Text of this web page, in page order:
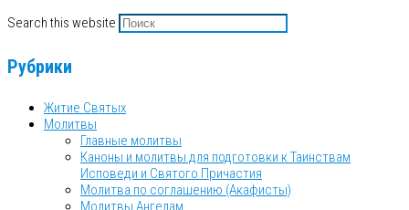
Search this website
Рубрики
Житие Святых
Молитвы
Главные молитвы
Каноны и молитвы для подготовки к Таинствам
Исповеди и Святого Причастия
Молитва по соглашению (Акафисты)
Молитвы Ангелам